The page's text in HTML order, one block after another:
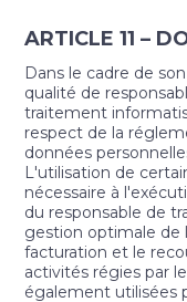
ARTICLE 11 –
Dans le cadre de
qualité de
traitement
respect de la
données
L'utilisation de
nécessaire à
du responsable de
gestion optimale de
facturation et le
activités régies par
également utilisées